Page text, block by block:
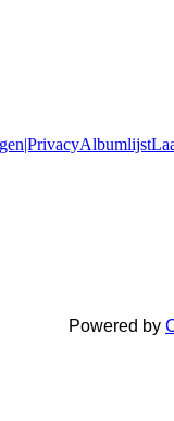
Albumlijst
Powered by